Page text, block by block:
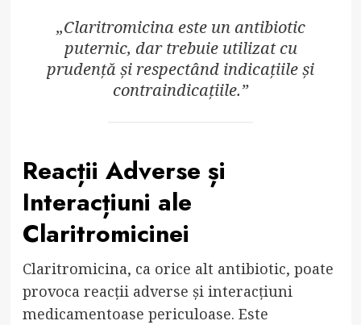
„Claritromicina este un antibiotic
puternic, dar trebuie utilizat cu
prudență și respectând indicațiile și
contraindicațiile.”
Reacții Adverse și
Interacțiuni ale
Claritromicinei
Claritromicina, ca orice alt antibiotic, poate
provoca reacții adverse și interacțiuni
medicamentoase periculoase. Este